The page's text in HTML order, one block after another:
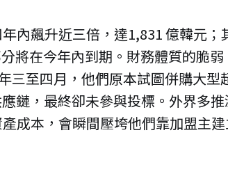
內飆升近三倍，達1,831 億韓元；
將在今年內到期。財務體質的脆
三至四月，他們原本試圖併購大型
鏈，最終卻未參與投標。外界多
成本，會瞬間壓垮他們靠加盟主